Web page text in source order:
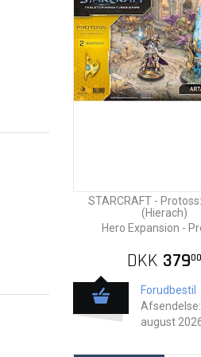
STARCRAFT -
(Hierach)
Hero Expansion -
DKK 37900
Forudbestil
august